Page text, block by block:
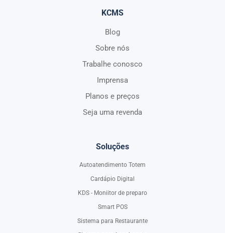
KCMS
Blog
Sobre nós
Trabalhe conosco
Imprensa
Planos e preços
Seja uma revenda
Soluções
Autoatendimento Totem
Cardápio Digital
KDS - Moniitor de preparo
Smart POS
Sistema para Restaurante